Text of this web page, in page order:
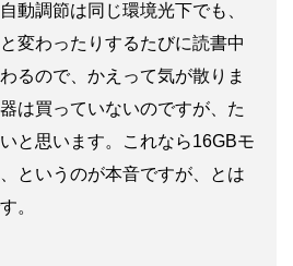
動調節は同じ環境光下でも、
変わったりするたびに読書中
るので、かえって気が散りま
は買っていないのですが、た
と思います。これなら16GBモ
というのが本音ですが、とは
。